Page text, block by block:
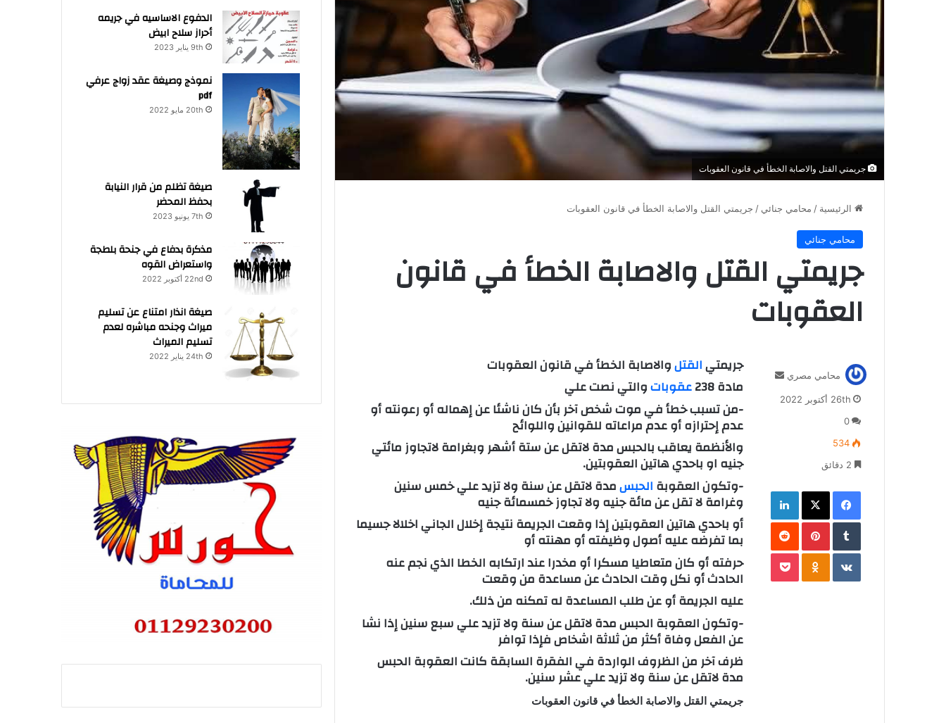
جريمتي القتل والاصابة الخطأ في قانون العقوبات
الرئيسية / محامي جنائي / جريمتي القتل والاصابة الخطأ في قانون العقوبات
محامي جنائي
جريمتي القتل والاصابة الخطأ في قانون
العقوبات
جريمتيالقتلوالاصابة الخطأ في قانون العقوبات
مادة 238
عقوباتوالتي نصت علي
-من تسبب خطأ في موت شخص آخر بأن كان ناشئا عن إهماله أو رعونته أو
عدم إحترازه أو عدم مراعاته للقوانين واللوائح
والأنظمة يعاقب بالحبس مدة لاتقل عن ستة أشهر وبغرامة لاتجاوز مائتي
جنيه او باحدي هاتين العقوبتين.
-وتكون العقوبةالحبسمدة لاتقل عن سنة ولا تزيد علي خمس سنين
وغرامة لا تقل عن مائة جنيه ولا تجاوز خمسمائة جنيه
أو باحدي هاتين العقوبتين إذا وقعت الجريمة نتيجة إخلال الجاني اخلالا جسيما
بما تفرضه عليه أصول وظيفته أو مهنته أو
حرفته أو كان متعاطيا مسكرا أو مخدرا عند ارتكابه الخطا الذي نجم عنه
الحادث أو نكل وقت الحادث عن مساعدة من وقعت
عليه الجريمة أو عن طلب المساعدة له تمكنه من ذلك.
-وتكون العقوبة الحبس مدة لاتقل عن سنة ولا تزيد علي سبع سنين إذا نشا
عن الفعل وفاة أكثر من ثلاثة اشخاص فإذا توافر
ظرف آخر من الظروف الواردة في الفقرة السابقة كانت العقوبة الحبس
مدة لاتقل عن سنة ولا تزيد علي عشر سنين.
جريمتي القتل والاصابة الخطأ في قانون العقوبات
محامي مصري
أرسل
26th أكتوبر 2022
0
534
فيسبوك‫X لينكدإن
‏Tumblr بينتيريست
‏Reddit
‏VKontakte
Odnoklassniki
‫Pocket
الدفوع الاساسيه في جريمه
أحراز سلاح ابيض
9th يناير 2023
نموذج وصيغة عقد زواج عرفي
pdf
20th مايو 2022
صيغة تظلم من قرار النيابة
بحفظ المحضر
7th يونيو 2023
مذكرة بدفاع في جنحة بلطجة
واستعراض القوه
22nd أكتوبر 2022
صيغة انذار امتناع عن تسليم
ميراث وجنحه مباشره لعدم
تسليم الميراث
24th يناير 2022